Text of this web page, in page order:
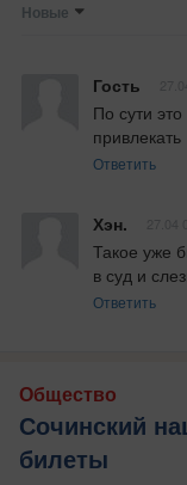
Новые
Гость
По сути
привлекать
Ответить
Хэн.
Такое уже
в суд и
Ответить
Общество
Сочинский
билеты